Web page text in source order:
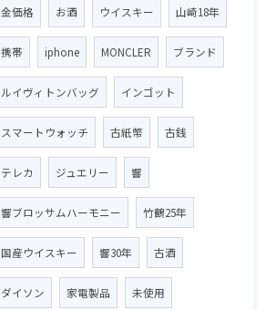
金価格 お酒 ウイスキー 山崎18年
携帯 iphone MONCLER ブランド
ルイヴィトンバッグ インゴット
スマートウォッチ 古紙幣 古銭
テレカ ジュエリー 響
響ブロッサムハーモニー 竹鶴25年
国産ウイスキー 響30年 古酒
ダイソン 家電製品 未使用